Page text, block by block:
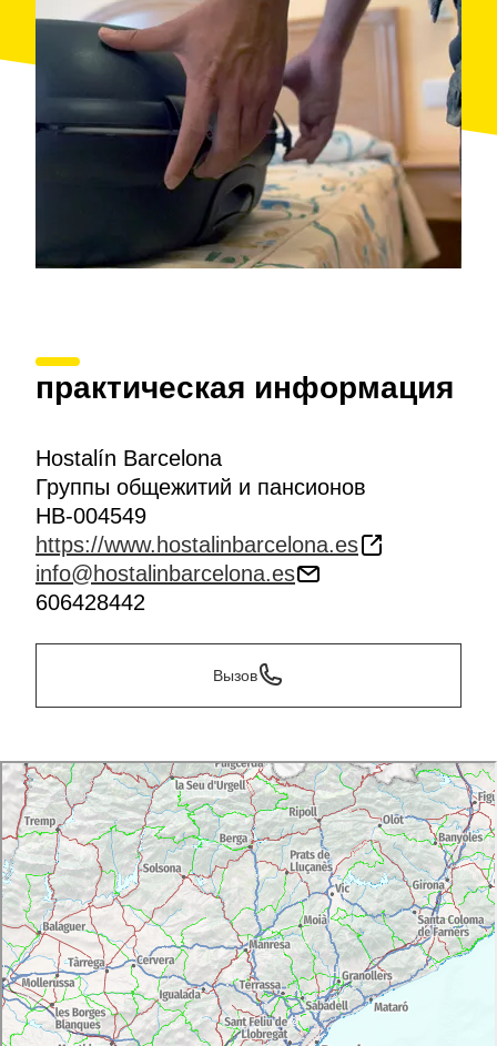
театральные спектакли, спортивные мероприятия,
экскурсии и с заказом столиков в ресторанах. А
сверх того, при заселении Hostalín предлагает
своим гостям небольшой приветственный подарок.
практическая информация
Hostalín Barcelona
Группы общежитий и пансионов
HB-004549
https://www.hostalinbarcelona.es
info@hostalinbarcelona.es
606428442
Вызов